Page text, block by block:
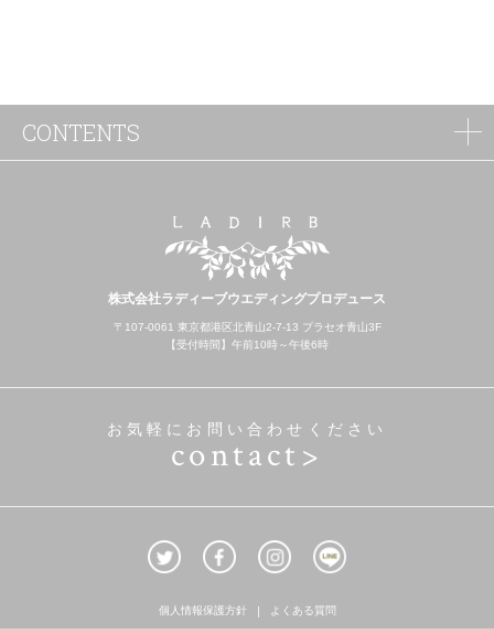
株式会社ラディーブウエディングプロデュース
〒107-0061 東京都港区北青山2-7-13 プラセオ青山3F
【受付時間】午前10時～午後6時
お気軽にお問い合わせください
contact>
個人情報保護方針 よくある質問
CONTENTS